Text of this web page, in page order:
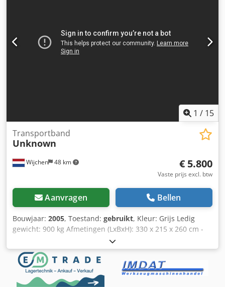
Financiële informatie BTW: De getoonde prijs is exclusief
BTW BTW/marge: BTW verrekenbaar voor ondernemers
Levering en inruil altijd mogelijk van alles in de industriële
1 / 15
Wijchen 48 km
Transportband
Unknown
€ 5.800
Vaste prijs excl. btw
Aanvragen Bellen
Bouwjaar: 2005, Toestand: gebruikt, Kleur: Grijs Ledig
gewicht: 900 kg Afmetingen (LxBxH): 330 x 215 x 260 cm -
Bouwjaar: 2005 - Documentatie aanwezig: Nee - CE
certificaat aanwezig: Nee - Automatisch uitvoersysteem
aanwezig: Ja - Doorvoersnelheid: Variabel - Heftafel
aanwezig: Ja - Max. uitvoerlengte [mm]: 3100 - Max.
uitvoerbreedte [mm]: 220 - Automatisch invoersysteem